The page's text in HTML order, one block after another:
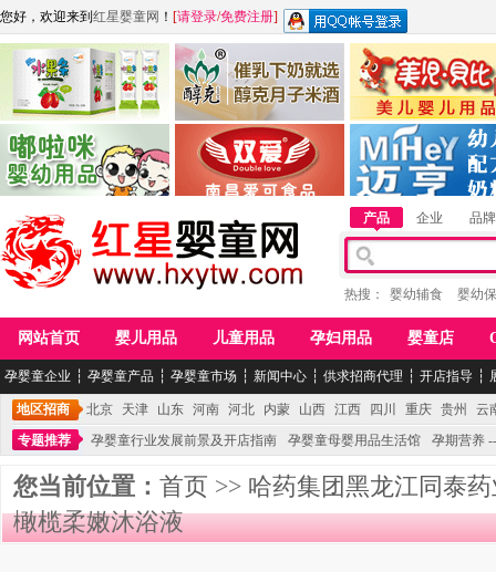
您好，欢迎来到 红星婴童网 ！ [请登录/免费注册]
江西麦嘟嘟食品有限公司
青岛嘟啦咪婴幼儿用品公司
江西醇之客月子米酒 惠州市美儿婴儿用品
湖南迈亨母婴用品有限
产品 企业 品牌
热搜： 婴幼辅食 婴幼
网站首页 婴儿用品 儿童用品 孕妇用品 婴童店
孕婴童企业 ┆ 孕婴童产品 ┆ 孕婴童市场 ┆ 新闻中心 ┆ 供求招商代理 ┆ 开店指导 ┆
地区招商 北京 天津 山东 河南 河北 内蒙 山西 江西 四川 重庆 贵州
云
专题推荐
孕婴童行业发展前景及开店指南 孕婴童母婴用品生活馆 孕期营养
您当前位置： 首页 >> 哈药集团黑龙江同泰
橄榄柔嫩沐浴液